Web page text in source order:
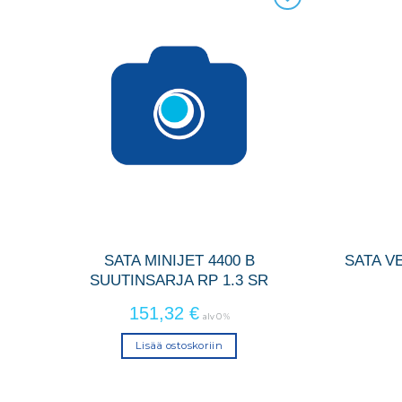
SATA MINIJET 4400 B
SUUTINSARJA RP 1.3 SR
151,32 € alv 0 %
Lisää ostoskoriin
SATA